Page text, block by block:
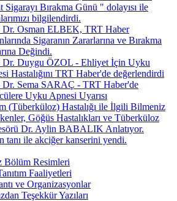
Sigarayı Bırakma Günü " dolayısı ile
bilgilendirdi.
Dr. Osman ELBEK, TRT Haber
Sigaranın Zararlarına ve Bırakma
Değindi.
Dr. Duygu ÖZOL - Ehliyet İçin Uyku
Hastalığını TRT Haber'de değerlendirdi
Dr. Sema SARAÇ - TRT Haber'de
Uyku Apnesi Uyarısı
(Tüberküloz) Hastalığı ile İlgili Bilmeniz
Göğüs Hastalıkları ve Tüberküloz
Dr. Aylin BABALIK Anlatıyor.
tanı ile akciğer kanserini yendi.
Bölüm Resimleri
Faaliyetleri
ve Organizasyonlar
Teşekkür Yazıları